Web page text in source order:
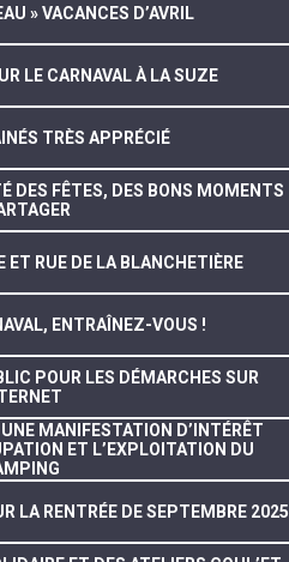
» VACANCES D’AVRIL
LE CARNAVAL À LA SUZE
TRÈS APPRÉCIÉ
DES FÊTES, DES BONS MOMENTS
ET RUE DE LA BLANCHETIÈRE
ENTRAÎNEZ-VOUS !
POUR LES DÉMARCHES SUR
MANIFESTATION D’INTÉRÊT
ET L’EXPLOITATION DU
LA RENTRÉE DE SEPTEMBRE 2025